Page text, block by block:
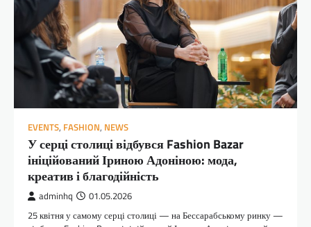
EVENTS, FASHION, NEWS
У серці столиці відбувся Fashion Bazar
ініційований Іриною Адоніною: мода,
креатив і благодійність
adminhq 01.05.2026
25 квітня у самому серці столиці — на Бессарабському ринку —